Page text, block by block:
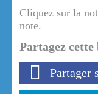
Cliquez sur la
note.
Partagez cette
Partager